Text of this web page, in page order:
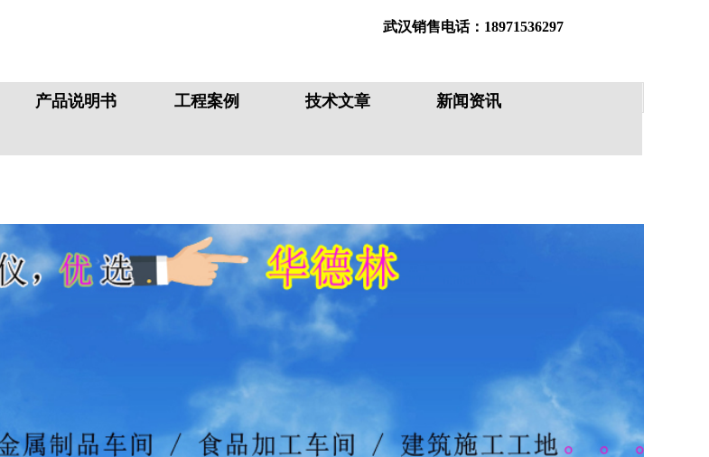
武汉销售电话：18971536297
鞍山销售电话：18008634748
产品说明书 工程案例 技术文章
新闻资讯